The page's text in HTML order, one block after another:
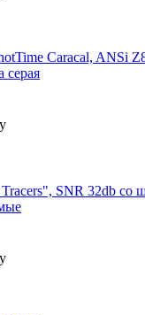
Caracal, ANSi
серая
SNR 32db со